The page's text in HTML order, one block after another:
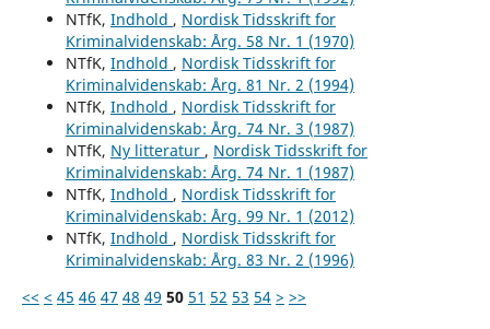
NTfK, Indhold , Nordisk Tidsskrift for
Kriminalvidenskab: Årg. 58 Nr. 1 (1970)
NTfK, Indhold , Nordisk Tidsskrift for
Kriminalvidenskab: Årg. 81 Nr. 2 (1994)
NTfK, Indhold , Nordisk Tidsskrift for
Kriminalvidenskab: Årg. 74 Nr. 3 (1987)
NTfK, Ny litteratur , Nordisk Tidsskrift for
Kriminalvidenskab: Årg. 74 Nr. 1 (1987)
NTfK, Indhold , Nordisk Tidsskrift for
Kriminalvidenskab: Årg. 99 Nr. 1 (2012)
NTfK, Indhold , Nordisk Tidsskrift for
Kriminalvidenskab: Årg. 83 Nr. 2 (1996)
<< < 45 46 47 48 49 50 51 52 53 54 > >>